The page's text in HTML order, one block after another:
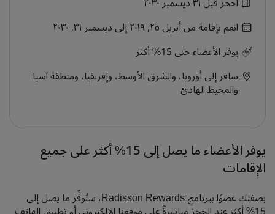
يوفر الأعضاء ما يصل إلى 15% أكثر على جميع
الإقامات
بصفتك عضوًا ببرنامج Radisson Rewards، ستُوفِّر ما يصل إلى
انعم بإقامة من أبريل ٢٥, ٢٠١٩ إلى ديسمبر ٣١, ٢٠٣٠
يوفر الأعضاء حتى 15% أكثر
سافر إلى أوروبا، والشرق الأوسط، وإفريقيا، ومنطقة آسيا
والمحيط الهادئ